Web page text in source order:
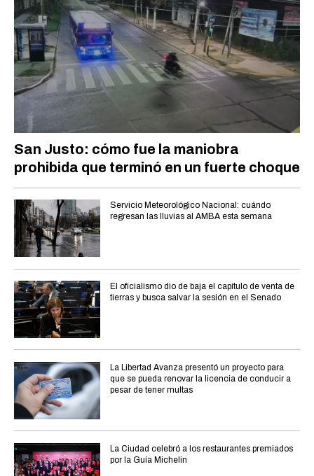
San Justo: cómo fue la maniobra
prohibida que terminó en un fuerte choque
Servicio Meteorológico Nacional: cuándo
regresan las lluvias al AMBA esta semana
El oficialismo dio de baja el capítulo de venta de
tierras y busca salvar la sesión en el Senado
La Libertad Avanza presentó un proyecto para
que se pueda renovar la licencia de conducir a
pesar de tener multas
La Ciudad celebró a los restaurantes premiados
por la Guía Michelin